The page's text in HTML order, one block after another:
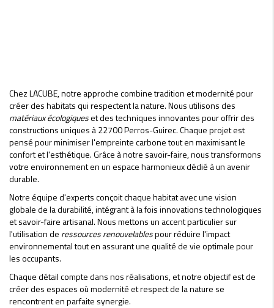
Chez LACUBE, notre approche combine tradition et modernité pour
créer des habitats qui respectent la nature. Nous utilisons des
matériaux écologiqueset des techniques innovantes pour offrir des
constructions uniques à 22700 Perros-Guirec. Chaque projet est
pensé pour minimiser l'empreinte carbone tout en maximisant le
confort et l'esthétique. Grâce à notre savoir-faire, nous transformons
votre environnement en un espace harmonieux dédié à un avenir
durable.
Notre équipe d'experts conçoit chaque habitat avec une vision
globale de la durabilité, intégrant à la fois innovations technologiques
et savoir-faire artisanal. Nous mettons un accent particulier sur
l'utilisation de ressources renouvelablespour réduire l'impact
environnemental tout en assurant une qualité de vie optimale pour
les occupants.
Chaque détail compte dans nos réalisations, et notre objectif est de
créer des espaces où modernité et respect de la nature se
rencontrent en parfaite synergie.